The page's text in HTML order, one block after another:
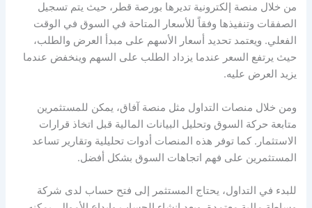
من خلال منصة إلكترونية تديرها بورصة قطر، حيث يتم تسجيل
الصفقات وتنفيذها وفقاً للأسعار المتاحة في السوق في الوقت
الفعلي. ويعتمد تحديد أسعار الأسهم على مبدأ العرض والطلب،
حيث يرتفع السعر عندما يزداد الطلب على السهم وينخفض عندما
يزيد العرض عليه.
ومن خلال منصات التداول مثل منصة آفاق، يمكن للمستثمرين
متابعة حركة السوق وتحليل البيانات المالية قبل اتخاذ قرارات
الاستثمار. كما توفر هذه المنصات أدوات تحليلية وتقارير تساعد
المستثمرين على فهم اتجاهات السوق بشكل أفضل.
للبدء في التداول، يحتاج المستثمر إلى فتح حساب لدى شركة